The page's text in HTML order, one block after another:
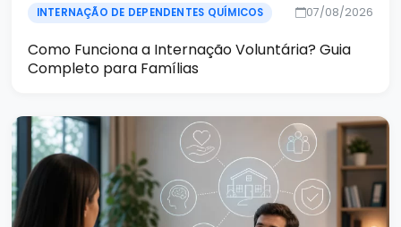
INTERNAÇÃO DE DEPENDENTES QUÍMICOS 07/08/2026
Como Funciona a Internação Voluntária? Guia
Completo para Famílias